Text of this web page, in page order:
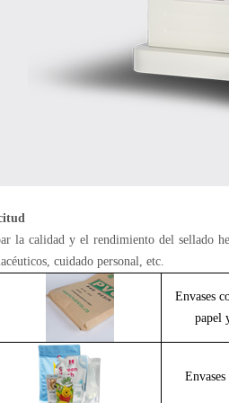
la calidad y el rendimiento del sellado
cuidado personal, etc.
Envases
papel